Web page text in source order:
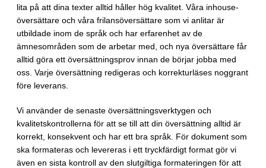
lita på att dina texter alltid håller hög kvalitet. Våra inhouse-
översättare och våra frilansöversättare som vi anlitar är
utbildade inom de språk och har erfarenhet av de
ämnesområden som de arbetar med, och nya översättare får
alltid göra ett översättningsprov innan de börjar jobba med
oss. Varje översättning redigeras och korrekturläses noggrant
före leverans.
Vi använder de senaste översättningsverktygen och
kvalitetskontrollerna för att se till att din översättning alltid är
korrekt, konsekvent och har ett bra språk. För dokument som
ska formateras och levereras i ett tryckfärdigt format gör vi
även en sista kontroll av den slutgiltiga formateringen för att